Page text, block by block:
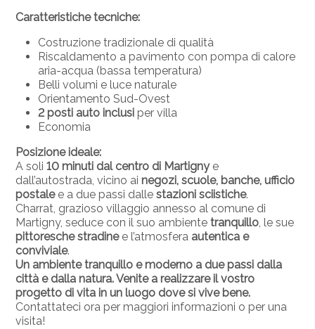
Caratteristiche tecniche:
Costruzione tradizionale di qualità
Riscaldamento a pavimento con pompa di calore
aria-acqua (bassa temperatura)
Belli volumi e luce naturale
Orientamento Sud-Ovest
2 posti auto inclusi per villa
Economia
Posizione ideale:
A soli10 minuti dal centro di Martignye
dall’autostrada, vicino ainegozi, scuole, banche, ufficio
postalee a due passi dallestazioni sciistiche.
Charrat, grazioso villaggio annesso al comune di
Martigny, seduce con il suo ambientetranquillo, le sue
pittoresche stradinee l’atmosfera autentica e
conviviale.
Un ambiente tranquillo e moderno a due passi dalla
città e dalla natura. Venite a realizzare il vostro
progetto di vita in un luogo dove si vive bene.
Contattateci ora per maggiori informazioni o per una
visita!